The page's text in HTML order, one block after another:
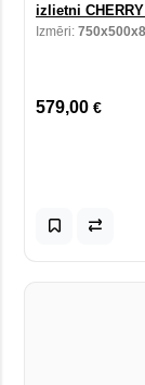
izlietni
Izmēri:
579,00 €